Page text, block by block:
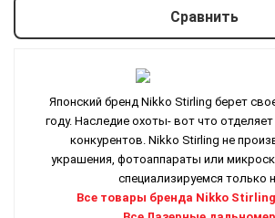
Сравнить
Японский бренд Nikko Stirling берет
году. Наследие охоты- вот что
конкурентов. Nikko Stirling не
украшения, фотоаппараты или
специализируемся только
Все товары бренда Nikko